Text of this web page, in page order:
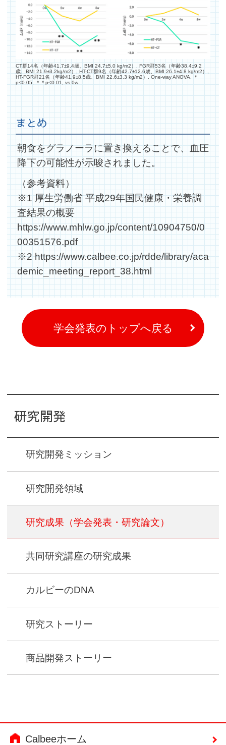
研究開発
研究開発ミッション
研究開発領域
研究成果 （学会発表・研究論文）
共同研究講座の研究成果
カルビーのDNA
研究ストーリー
商品開発ストーリー
CT群14名（年齢41.7±9.4歳、BMI 24.7±5.0 kg/m2）, FGR群53名（年齢38.4±9.2
歳、BMI 21.9±3.2kg/m2）, HT-CT群9名（年齢42.7±12.6歳、BMI 26.1±4.8 kg/m2）,
HT-FGR群21名（年齢41.9±8.5歳、BMI 22.6±3.3 kg/m2）. One-way ANOVA, ＊
p<0.05, ＊＊p<0.01, vs 0w.
まとめ
朝食をグラノーラに置き換えることで、血圧
降下の可能性が示唆されました。
（参考資料）
※1 厚生労働省 平成29年国民健康・栄養調
査結果の概要
https://www.mhlw.go.jp/content/10904750/0
00351576.pdf
※2https://www.calbee.co.jp/rdde/library/aca
demic_meeting_report_38.html
学会発表のトップへ戻る
Calbeeホーム